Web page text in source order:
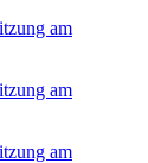
am
am
am